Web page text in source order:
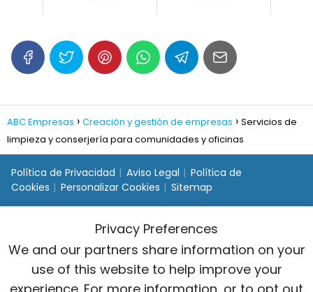
ABC Empresas Creación y gestión de empresas
Servicios de
limpieza y conserjería para comunidades y oficinas
Política de Privacidad Aviso Legal
Política de
Cookies
Personalizar Cookies Sitemap
Privacy Preferences
We and our partners share information on your
use of this website to help improve your